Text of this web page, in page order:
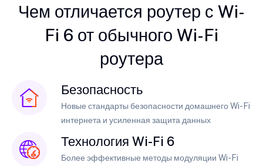
Чем отличается роутер с Wi-
Fi 6 от обычного Wi-Fi
роутера
Безопасность
Новые стандарты безопасности домашнего Wi-Fi
интернета и усиленная защита данных
Технология Wi-Fi 6
Более эффективные методы модуляции Wi-Fi